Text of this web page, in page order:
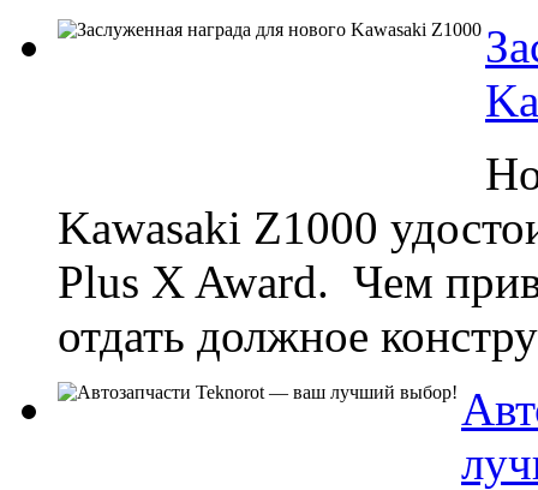
Kawasaki Z1000
Plus X Award. Чем
отдать должное